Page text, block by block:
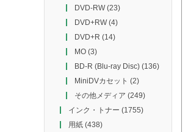
DVD-RW(23)
DVD+RW(4)
DVD+R (14)
MO(3)
BD-R (Blu-ray Disc)(136)
MiniDVカセット (2)
その他メディア (249)
インク・トナー (1755)
用紙(438)